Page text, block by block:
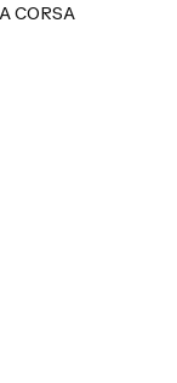
CORSA